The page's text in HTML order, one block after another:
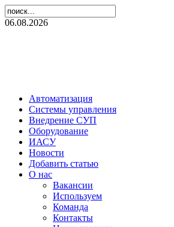
06.08.2026
Автоматизация
Системы управления
Внедрение СУП
Оборудование
ИАСУ
Новости
Добавить статью
О нас
Вакансии
Используем
Команда
Контакты